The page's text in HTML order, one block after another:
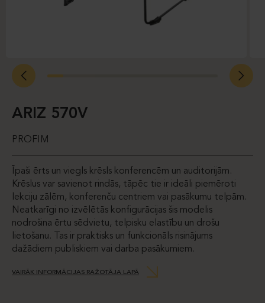
ARIZ 570V
PROFIM
Īpaši ērts un viegls krēsls konferencēm un auditorijām.
Krēslus var savienot rindās, tāpēc tie ir ideāli piemēroti
lekciju zālēm, konferenču centriem vai pasākumu telpām.
Neatkarīgi no izvēlētās konfigurācijas šis modelis
nodrošina ērtu sēdvietu, telpisku elastību un drošu
lietošanu. Tas ir praktisks un funkcionāls risinājums
dažādiem publiskiem vai darba pasākumiem.
VAIRĀK INFORMĀCIJAS RAŽOTĀJA LAPĀ